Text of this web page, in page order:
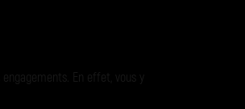
En effet, vous y